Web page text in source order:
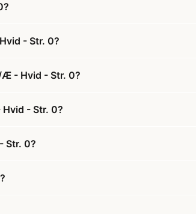
- Str. 0?
Æ - Hvid - Str. 0?
- Str. 0?
Str. 0?